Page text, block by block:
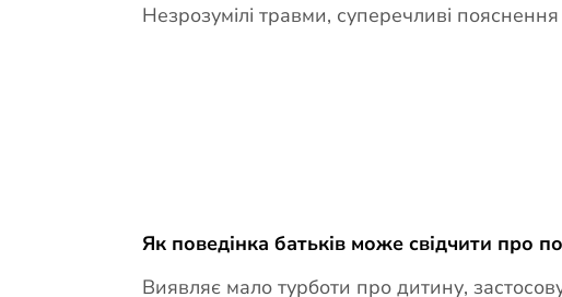
Незрозумілі травми, суперечливі
Як поведінка батьків може свідчити про
Виявляє мало турботи про дитину,